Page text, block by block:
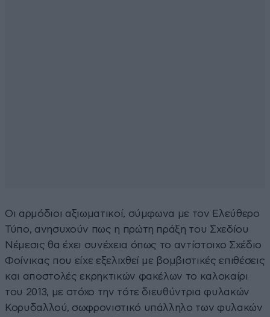
Οι αρμόδιοι αξιωματικοί, σύμφωνα με τον Ελεύθερο
Τύπο, ανησυχούν πως η πρώτη πράξη του Σχεδίου
Νέμεσις θα έχει συνέχεια όπως το αντίστοιχο Σχέδιο
Φοίνικας που είχε εξελιχθεί με βομβιστικές επιθέσεις
και αποστολές εκρηκτικών φακέλων το καλοκαίρι
του 2013, με στόχο την τότε διευθύντρια φυλακών
Κορυδαλλού, σωφρονιστικό υπάλληλο των φυλακών